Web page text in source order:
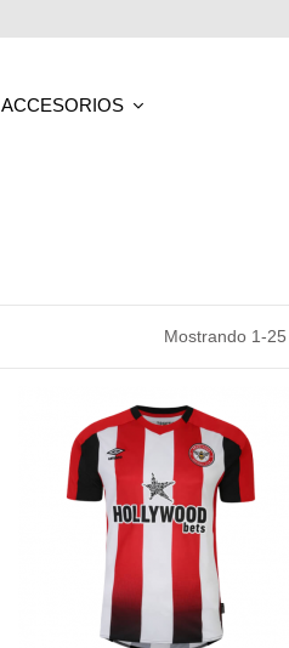
ACCESORIOS
Mostrando 1-